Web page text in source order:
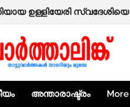
ഉള്ളിയേരി
അന്താരാഷ്ട്രം More